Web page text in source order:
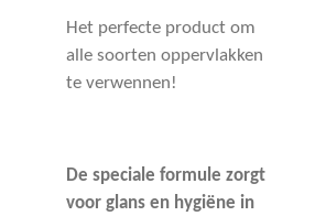
Het perfecte product om
alle soorten oppervlakken
te verwennen!
De speciale formule zorgt
voor glans en hygiëne in